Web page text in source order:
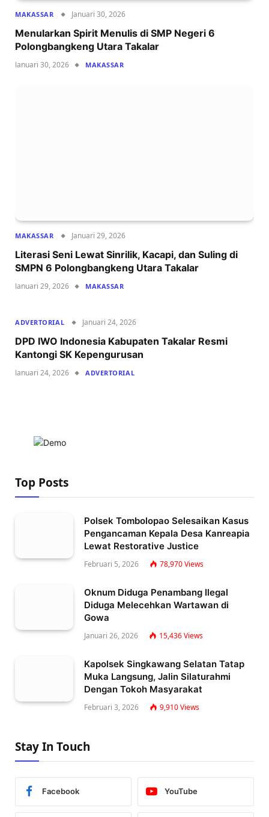
MAKASSAR Januari 30, 2026
Menularkan Spirit Menulis di SMP Negeri 6
Polongbangkeng Utara Takalar
Januari 30, 2026 MAKASSAR
MAKASSAR Januari 29, 2026
Literasi Seni Lewat Sinrilik, Kacapi, dan Suling di
SMPN 6 Polongbangkeng Utara Takalar
Januari 29, 2026 MAKASSAR
ADVERTORIAL Januari 24, 2026
DPD IWO Indonesia Kabupaten Takalar Resmi
Kantongi SK Kepengurusan
Januari 24, 2026 ADVERTORIAL
Top Posts
Polsek Tombolopao Selesaikan Kasus
Pengancaman Kepala Desa Kanreapia
Lewat Restorative Justice
Februari 5, 2026 78,970Views
Oknum Diduga Penambang Ilegal
Diduga Melecehkan Wartawan di
Gowa
Januari 26, 2026 15,436Views
Kapolsek Singkawang Selatan Tatap
Muka Langsung, Jalin Silaturahmi
Dengan Tokoh Masyarakat
Februari 3, 2026 9,910Views
Stay In Touch
Facebook YouTube